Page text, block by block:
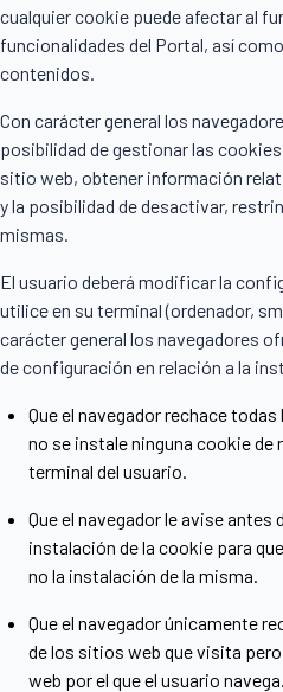
cualquier cookie puede afectar al
funcionalidades del Portal, así
contenidos.
Con carácter general los
posibilidad de gestionar las
sitio web, obtener información
y la posibilidad de desactivar,
mismas.
El usuario deberá modificar la
utilice en su terminal (ordenador,
carácter general los navegadores
de configuración en relación a la
Que el navegador rechace
no se instale ninguna cookie de
terminal del usuario.
Que el navegador le avise antes
instalación de la cookie para
no la instalación de la misma.
Que el navegador únicamente
de los sitios web que visita
web por el que el usuario navega.